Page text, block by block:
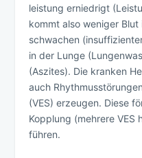
leistung erniedrigt
kommt also weniger Blut
schwachen
in der Lunge
(Aszites). Die kranken
auch
(VES) erzeugen. Diese
Kopplung (mehrere VES
führen.